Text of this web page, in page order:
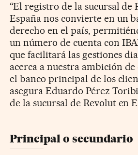
“El registro de la sucursal de
España nos convierte en un
derecho en el país,
un número de cuenta con
que facilitará las gestiones
acerca a nuestra ambición
el banco principal de los
asegura Eduardo Pérez
de la sucursal de Revolut en
Principal o secundario